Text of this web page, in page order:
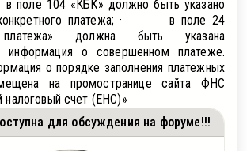
104 «КБК» должно быть указано
конкретного платежа; · в поле 24
платежа» должна быть указана
информация о совершенном платеже.
о порядке заполнения платежных
на промостранице сайта ФНС
налоговый счет (ЕНС)»
для обсуждения на форуме!!!